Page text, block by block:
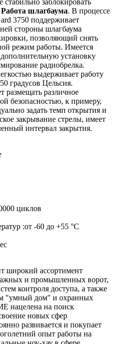
Работа шлагбаума. В процессе
3750 поддерживает
стороны шлагбаума
позволяющий снять
режим работы. Имеется
установку
радиобрелка.
выдерживает работу
градусов Цельсия.
размещать различное
безопасностью, к примеру,
задать темп открытия и
закрывание стрелы, имеет
интервал закрытия.
циклов
:от -60 до +55 °С
широкий ассортимент
и промышленных ворот,
контроля доступа, а также
"умный дом" и охранных
нацелена на поиск
новых сфер
развивается и покупает
опыт работы на